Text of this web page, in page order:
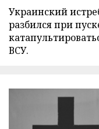
Украинский
разбился при
ВСУ.